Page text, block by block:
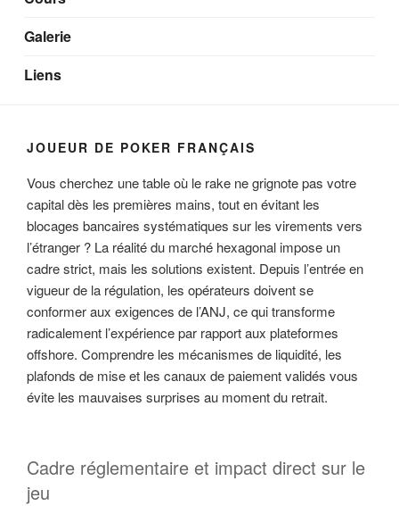
Galerie
Liens
JOUEUR DE POKER FRANÇAIS
Vous cherchez une table où le rake ne grignote pas votre
capital dès les premières mains, tout en évitant les
blocages bancaires systématiques sur les virements vers
l’étranger ? La réalité du marché hexagonal impose un
cadre strict, mais les solutions existent. Depuis l’entrée en
vigueur de la régulation, les opérateurs doivent se
conformer aux exigences de l’ANJ, ce qui transforme
radicalement l’expérience par rapport aux plateformes
offshore. Comprendre les mécanismes de liquidité, les
plafonds de mise et les canaux de paiement validés vous
évite les mauvaises surprises au moment du retrait.
Cadre réglementaire et impact direct sur le
jeu